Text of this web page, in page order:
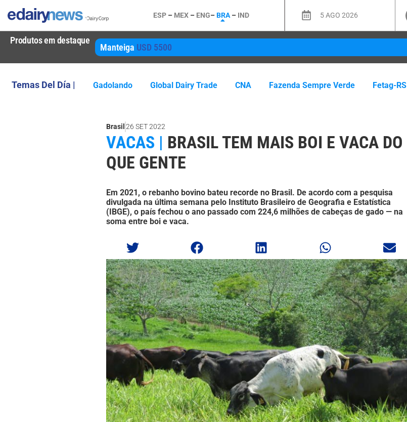
ESP – MEX – ENG–BRA – IND 5 AGO 2026
Produtos em destaque
Manteiga USD 5500
Temas Del Día | Gadolando Global Dairy Trade CNA Fazenda Sempre Verde Fetag-RS
Brasil 26 SET 2022
VACAS | BRASIL TEM MAIS BOI E VACA DO
QUE GENTE
Em 2021, o rebanho bovino bateu recorde no Brasil. De acordo com a pesquisa
divulgada na última semana pelo Instituto Brasileiro de Geografia e Estatística
(IBGE), o país fechou o ano passado com 224,6 milhões de cabeças de gado — na
soma entre boi e vaca.